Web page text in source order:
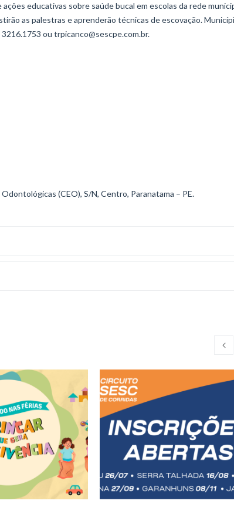
educativas sobre saúde bucal em escolas da rede
as palestras e aprenderão técnicas de escovação.
ou trpicanco@sescpe.com.br.
(CEO), S/N, Centro, Paranatama – PE.